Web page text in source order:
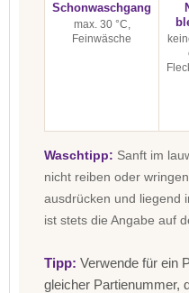
Schonwaschgang
max. 30 °C,
Feinwäsche
Waschtipp: Sanft im
nicht reiben oder
ausdrücken und liegend
ist stets die Angabe auf
Tipp: Verwende für ein
gleicher Partienummer,